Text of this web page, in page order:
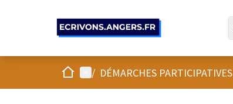
AccueilMenu principal
/ DÉMARCHES PARTICIPATIVES